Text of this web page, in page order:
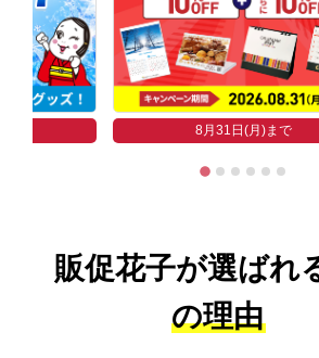
8月31日(月)まで
販促花子が選ばれ
の理由